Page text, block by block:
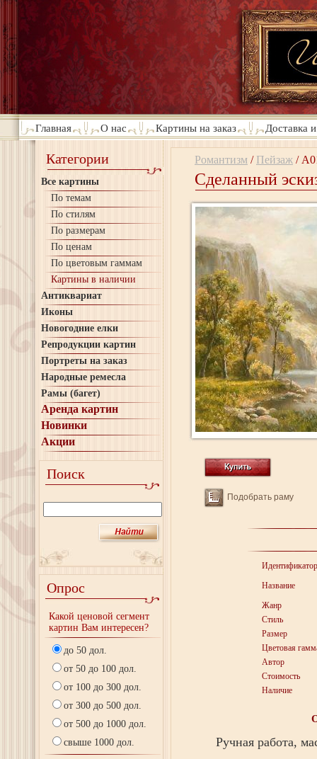
Главная О нас Картины на заказ Доставка
Категории
Все картины
По темам
По стилям
По размерам
По ценам
По цветовым гаммам
Картины в наличии
Антиквариат
Иконы
Новогодние елки
Репродукции картин
Портреты на заказ
Народные ремесла
Рамы (багет)
Аренда картин
Новинки
Акции
Поиск
Опрос
Какой ценовой сегмент
картин Вам интересен?
до 50 дол.
от 50 до 100 дол.
от 100 до 300 дол.
от 300 до 500 дол.
от 500 до 1000 дол.
свыше 1000 дол.
Романтизм / Пейзаж /
Сделанный
Подобрать раму
Идентификатор
Название
Жанр
Стиль
Размер
Цветовая
Автор
Стоимость
Наличие
Ручная работа,